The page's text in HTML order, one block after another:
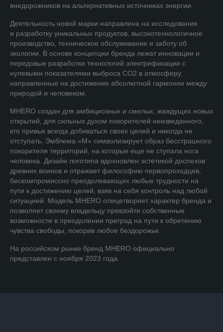
внедорожников на альтернативных источниках энергии.
Деятельность новой марки направлена на исследования
и разработку уникальных продуктов, высокотехнологичное
производство, техническое обслуживание и заботу об
экологии. В основе концепции бренда лежат инновации и
передовые разработки технологий электрификации с
нулевыми показателями выброса СО2 в атмосферу,
направленные на достижение абсолютной гармонии между
природой и человеком.
MHERO создан для амбициозных и смелых, жаждущих новых
открытий, для сильных духом покорителей неизведанного,
кто привык всегда добиваться своих целей и никогда не
отступать. Эмблема «М» символизирует образ бесстрашного
покорителя территорий, на которые еще не ступала нога
человека. Дизайн логотипа вдохновлен эстетикой доспехов
древних воинов и отражает философию первопроходцев,
бескомпромиссно преодолевающих любые трудности на
пути к достижению целей, взяв на себя контроль над любой
ситуацией. Модель MHERO олицетворяет характер бренда и
позволяет своему владельцу превзойти собственные
возможности в преодолении преград на пути к обретению
чувства свободы, покорив любое бездорожье.
На российском рынке бренд MHERO официально
представлен с ноября 2023 года.